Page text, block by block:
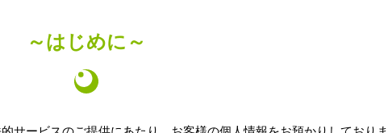
～はじめに～